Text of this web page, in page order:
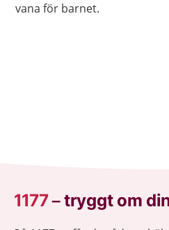
vana för barnet.
1177–tryggt om